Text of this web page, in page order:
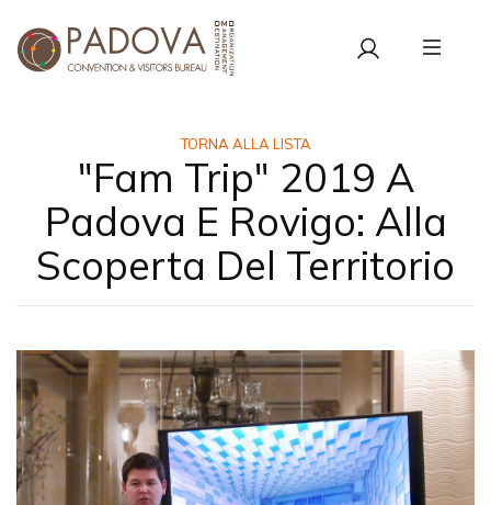
TORNA ALLA LISTA
"Fam Trip" 2019 A
Padova E Rovigo: Alla
Scoperta Del Territorio